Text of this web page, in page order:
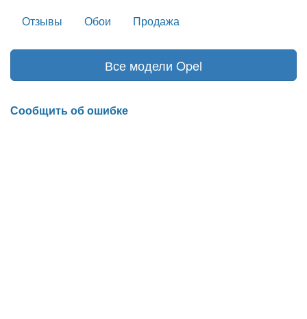
Отзывы
Обои Продажа
Все модели Opel
Сообщить об ошибке